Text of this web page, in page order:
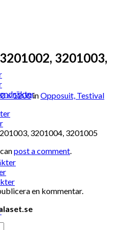
3201003,
× 1200inOpposuit, Testival
3201004, 3201005
post a comment.
en kommentar.